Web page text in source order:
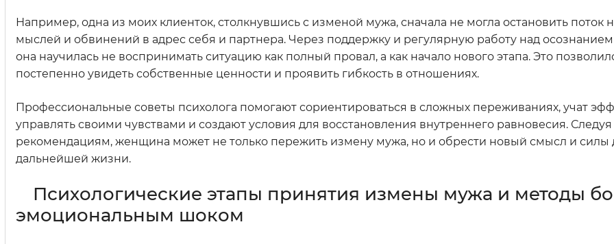
Например, одна из моих клиенток, столкнувшись с изменой мужа, сначала не могла остановить поток
мыслей и обвинений в адрес себя и партнера. Через поддержку и регулярную работу над
она научилась не воспринимать ситуацию как полный провал, а как начало нового этапа. Это
постепенно увидеть собственные ценности и проявить гибкость в отношениях.
Профессиональные советы психолога помогают сориентироваться в сложных переживаниях, учат
управлять своими чувствами и создают условия для восстановления внутреннего равновесия.
рекомендациям, женщина может не только пережить измену мужа, но и обрести новый смысл и силы
дальнейшей жизни.
Психологические этапы принятия измены мужа и методы
эмоциональным шоком